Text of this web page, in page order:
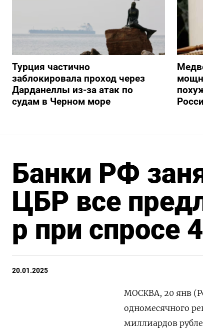
Турция частично
заблокировала проход через
Дарданеллы из-за атак по
судам в Черном море
Банки РФ
ЦБР все
р при спросе
20.01.2025
МОСКВА, 20 янв
одномесячного
миллиардов